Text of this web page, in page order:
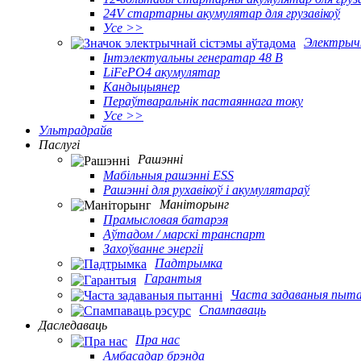
24V стартарны акумулятар для грузавікоў
Усе >>
Інтэлектуальны генератар 48 В
LiFePO4 акумулятар
Кандыцыянер
Пераўтваральнік пастаяннага току
Усе >>
Ультрадрайв
Паслугі
Рашэнні
Мабільныя рашэнні ESS
Рашэнні для рухавікоў і акумулятараў
Маніторынг
Прамысловая батарэя
Аўтадом / марскі транспарт
Захоўванне энергіі
Падтрымка
Гарантыя
Часта задаваныя
Спампаваць
Даследаваць
Пра нас
Амбасадар брэнда